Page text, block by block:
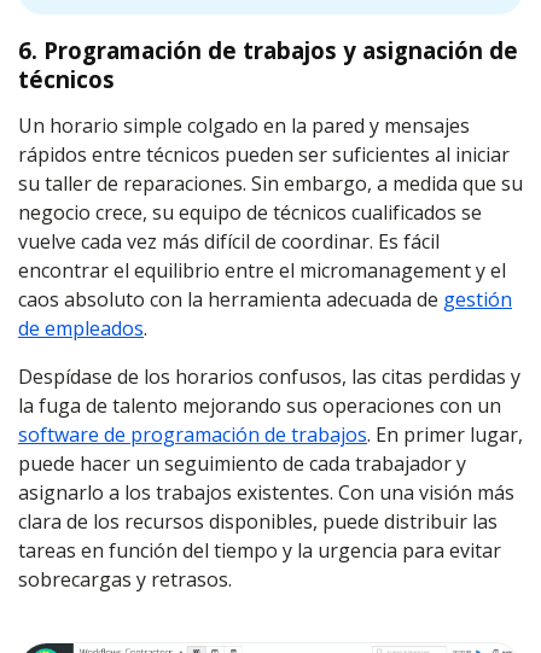
6. Programación de trabajos y asignación de
técnicos
Un horario simple colgado en la pared y mensajes
rápidos entre técnicos pueden ser suficientes al iniciar
su taller de reparaciones. Sin embargo, a medida que su
negocio crece, su equipo de técnicos cualificados se
vuelve cada vez más difícil de coordinar. Es fácil
encontrar el equilibrio entre el micromanagement y el
caos absoluto con la herramienta adecuada de gestión
de empleados.
Despídase de los horarios confusos, las citas perdidas y
la fuga de talento mejorando sus operaciones con un
software de programación de trabajos. En primer lugar,
puede hacer un seguimiento de cada trabajador y
asignarlo a los trabajos existentes. Con una visión más
clara de los recursos disponibles, puede distribuir las
tareas en función del tiempo y la urgencia para evitar
sobrecargas y retrasos.